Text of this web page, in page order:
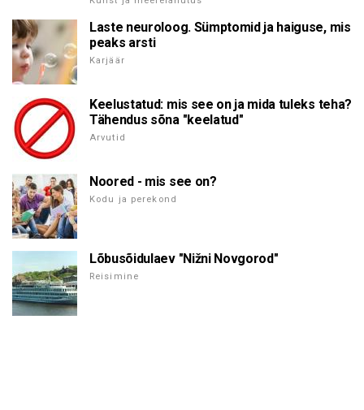
Laste neuroloog. Sümptomid ja haiguse, mis
peaks arsti
Karjäär
Keelustatud: mis see on ja mida tuleks teha?
Tähendus sõna "keelatud"
Arvutid
Noored - mis see on?
Kodu ja perekond
Lõbusõidulaev "Nižni Novgorod"
Reisimine